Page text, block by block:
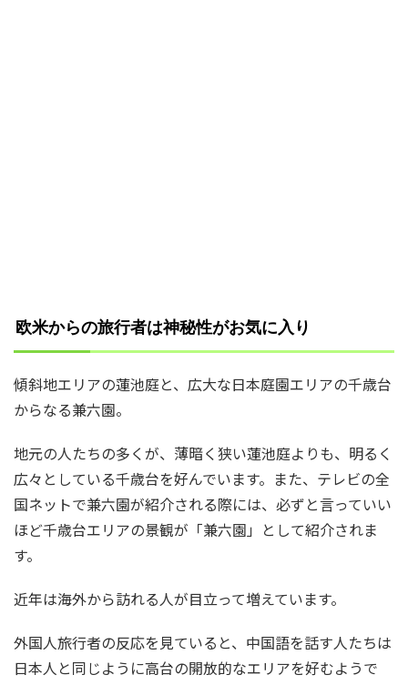
欧米からの旅行者は神秘性がお気に入り
傾斜地エリアの蓮池庭と、広大な日本庭園エリアの千歳台
からなる兼六園。
地元の人たちの多くが、薄暗く狭い蓮池庭よりも、明るく
広々としている千歳台を好んでいます。また、テレビの全
国ネットで兼六園が紹介される際には、必ずと言っていい
ほど千歳台エリアの景観が「兼六園」として紹介されま
す。
近年は海外から訪れる人が目立って増えています。
外国人旅行者の反応を見ていると、中国語を話す人たちは
日本人と同じように高台の開放的なエリアを好むようで